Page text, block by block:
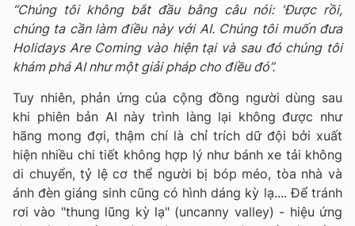
“Chúng tôi không bắt đầu bằng câu nói: 'Được rồi,
chúng ta cần làm điều này với AI. Chúng tôi muốn đưa
Holidays Are Coming vào hiện tại và sau đó chúng tôi
khám phá AI như một giải pháp cho điều đó”.
Tuy nhiên, phản ứng của cộng đồng người dùng sau
khi phiên bản AI này trình làng lại không được như
hãng mong đợi, thậm chí là chỉ trích dữ đội bởi xuất
hiện nhiều chi tiết không hợp lý như bánh xe tải không
di chuyển, tỷ lệ cơ thể người bị bóp méo, tòa nhà và
ánh đèn giáng sinh cũng có hình dáng kỳ lạ.... Để tránh
rơi vào "thung lũng kỳ lạ" (uncanny valley) - hiệu ứng